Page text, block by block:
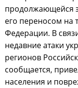
продолжающейся
его переносом на
Федерации. В
недавние атаки
регионов
сообщается,
населения и